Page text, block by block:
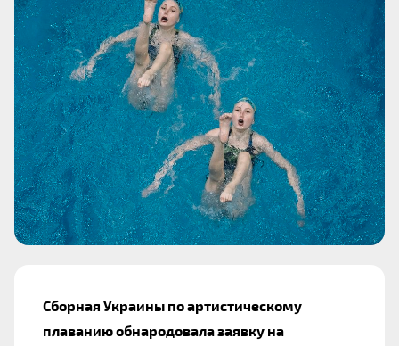
Сборная Украины по артистическому
плаванию обнародовала заявку на